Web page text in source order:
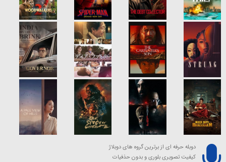
دوبله حرفه ای از برترین گروه های دوبلاژ
کیفیت تصویری بلوری و بدون حذفیات